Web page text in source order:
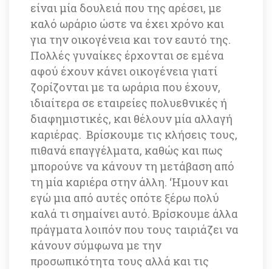
είναι μία δουλειά που της αρέσει, με
καλό ωράριο ώστε να έχει χρόνο και
για την οικογένεια και τον εαυτό της.
Πολλές γυναίκες έρχονται σε εμένα
αφού έχουν κάνει οικογένεια γιατί
ζορίζονται με τα ωράρια που έχουν,
ιδιαίτερα σε εταιρείες πολυεθνικές ή
διαφημιστικές, και θέλουν μία αλλαγή
καριέρας. Βρίσκουμε τις κλήσεις τους,
πιθανά επαγγέλματα, καθώς και πως
μπορούνε να κάνουν τη μετάβαση από
τη μία καριέρα στην άλλη. ‘Ημουν και
εγώ μια από αυτές οπότε ξέρω πολύ
καλά τι σημαίνει αυτό. Βρίσκουμε άλλα
πράγματα λοιπόν που τους ταιριάζει να
κάνουν σύμφωνα με την
προσωπικότητα τους αλλά και τις